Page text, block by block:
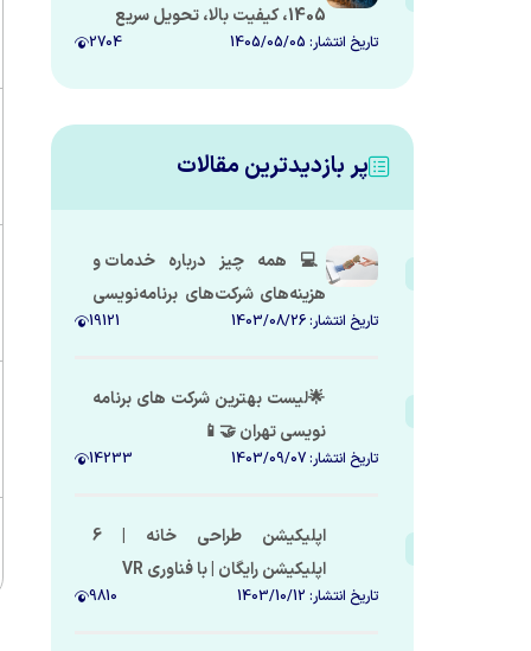
1405، کیفیت بالا، تحویل سریع
تاریخ انتشار: 1405/05/05
2704
پر بازدیدترین مقالات
💻 همه چیز درباره خدمات و
هزینه‌های شرکت‌های برنامه‌نویسی
در ایران 🇮🇷تاریخ انتشار:1403/08/26
19121
🌟لیست بهترین شرکت های برنامه
نویسی تهران 🤝📱
تاریخ انتشار:1403/09/07
14233
اپلیکیشن طراحی خانه | 6
اپلیکیشن رایگان | با فناوری VR
تاریخ انتشار: 1403/10/12
9810